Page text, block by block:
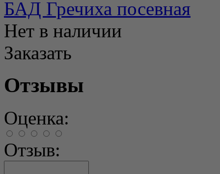
БАД Гречиха посевная
Нет в наличии
Заказать
Отзывы
Оценка:
Отзыв: